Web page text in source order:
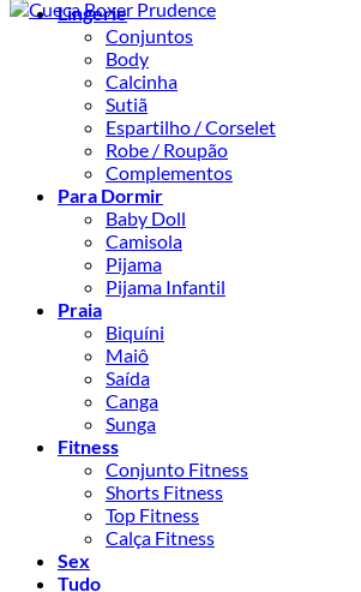
Lingerie
Conjuntos
Body
Calcinha
Sutiã
Espartilho / Corselet
Robe / Roupão
Complementos
Para Dormir
Baby Doll
Camisola
Pijama
Pijama Infantil
Praia
Biquíni
Maiô
Saída
Canga
Sunga
Fitness
Conjunto Fitness
Shorts Fitness
Top Fitness
Calça Fitness
Sex
Tudo